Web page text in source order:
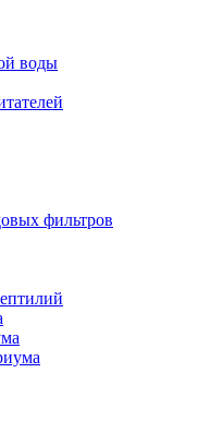
воды
фильтров